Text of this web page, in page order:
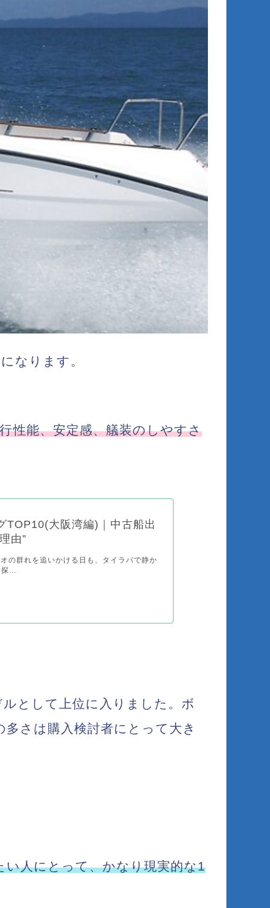
なります。
性能、安定感、艤装のしやすさ
TOP10(大阪湾編)｜中古船出
由”
の群れを追いかける日も、タイラバで静か
...
として上位に入りました。ボ
さは購入検討者にとって大き
人にとって、かなり現実的な1